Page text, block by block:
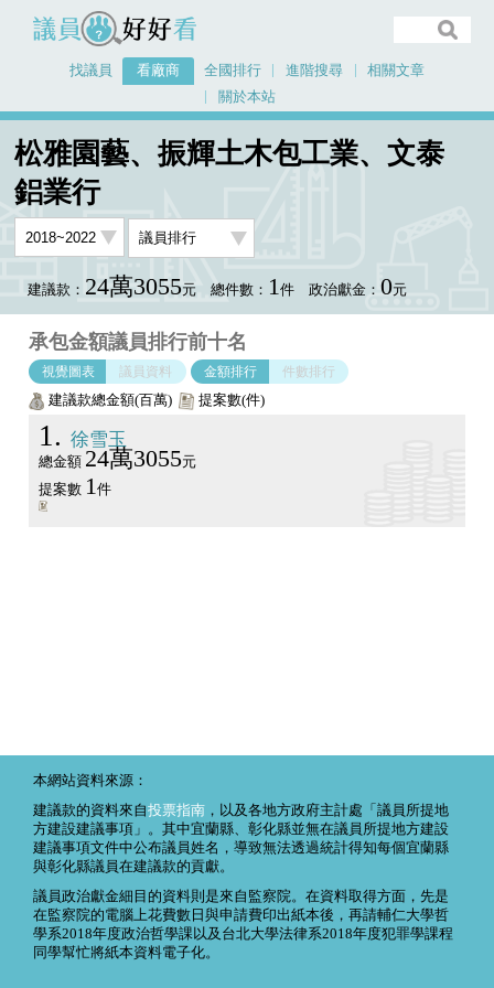
議員好好看
找議員 看廠商 全國排行 進階搜尋
相關文章
關於本站
松雅園藝、振輝土木包工業、文泰
鋁業行
建議款： 24萬3055元 總件數： 1件 政治獻金： 0元
承包金額議員排行前十名
視覺圖表 議員資料 金額排行 件數排行
建議款總金額(百萬) 提案數(件)
1 徐雪玉
總金額 24萬3055元
提案數 1 件
本網站資料來源：
建議款的資料來自投票指南 ，以及各地方政府主計處「議員所提地
方建設建議事項」。其中宜蘭縣、彰化縣並無在議員所提地方建設
建議事項文件中公布議員姓名，導致無法透過統計得知每個宜蘭縣
與彰化縣議員在建議款的貢獻。
議員政治獻金細目的資料則是來自監察院。在資料取得方面，先是
在監察院的電腦上花費數日與申請費印出紙本後，再請輔仁大學哲
學系2018年度政治哲學課以及台北大學法律系2018年度犯罪學課程
同學幫忙將紙本資料電子化。